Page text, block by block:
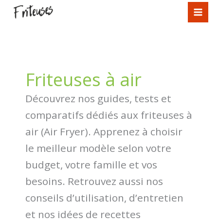
Friteuses à air
Découvrez nos guides, tests et
comparatifs dédiés aux friteuses à
air (Air Fryer). Apprenez à choisir
le meilleur modèle selon votre
budget, votre famille et vos
besoins. Retrouvez aussi nos
conseils d’utilisation, d’entretien
et nos idées de recettes